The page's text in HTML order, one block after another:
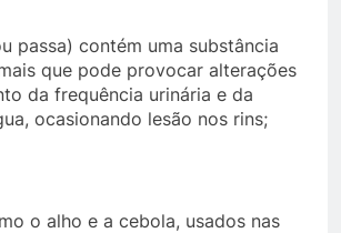
passa) contém uma substância
que pode provocar alterações
da frequência urinária e da
ocasionando lesão nos rins;
o alho e a cebola, usados nas